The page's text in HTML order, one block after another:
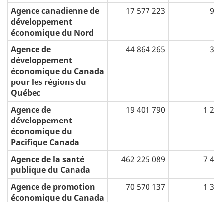
Agence canadienne de
développement
économique du Nord
17 577 223
Agence de
développement
économique du Canada
pour les régions du
Québec
44 864 265
Agence de
développement
économique du
Pacifique Canada
19 401 790 1
Agence de la santé
publique du Canada
462 225 089 7
Agence de promotion
économique du Canada
70 570 137 1